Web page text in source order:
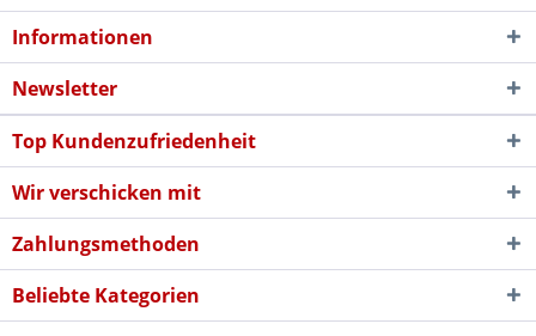
Informationen
Newsletter
Top Kundenzufriedenheit
Wir verschicken mit
Zahlungsmethoden
Beliebte Kategorien